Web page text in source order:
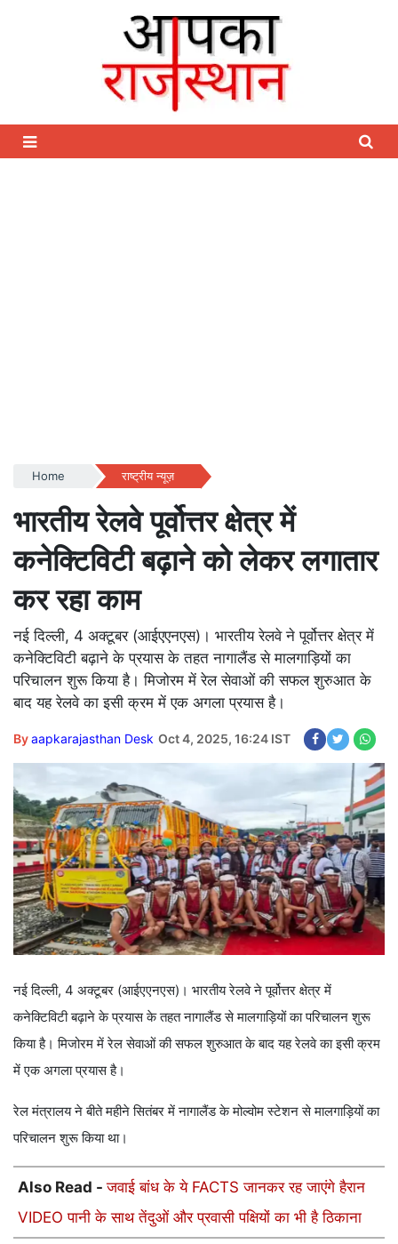
Home राष्ट्रीय न्यूज़
भारतीय रेलवे पूर्वोत्तर क्षेत्र में
कनेक्टिविटी बढ़ाने को लेकर लगातार
कर रहा काम
नई दिल्ली, 4 अक्टूबर (आईएएनएस)। भारतीय रेलवे ने पूर्वोत्तर क्षेत्र में
कनेक्टिविटी बढ़ाने के प्रयास के तहत नागालैंड से मालगाड़ियों का
परिचालन शुरू किया है। मिजोरम में रेल सेवाओं की सफल शुरुआत के
बाद यह रेलवे का इसी क्रम में एक अगला प्रयास है।
Byaapkarajasthan Desk Oct 4, 2025, 16:24 IST
नई दिल्ली, 4 अक्टूबर (आईएएनएस)। भारतीय रेलवे ने पूर्वोत्तर क्षेत्र में
कनेक्टिविटी बढ़ाने के प्रयास के तहत नागालैंड से मालगाड़ियों का परिचालन शुरू
किया है। मिजोरम में रेल सेवाओं की सफल शुरुआत के बाद यह रेलवे का इसी क्रम
में एक अगला प्रयास है।
रेल मंत्रालय ने बीते महीने सितंबर में नागालैंड के मोल्वोम स्टेशन से मालगाड़ियों का
परिचालन शुरू किया था।
Also Read -जवाई बांध के ये FACTS जानकर रह जाएंगे हैरान
VIDEO पानी के साथ तेंदुओं और प्रवासी पक्षियों का भी है ठिकाना